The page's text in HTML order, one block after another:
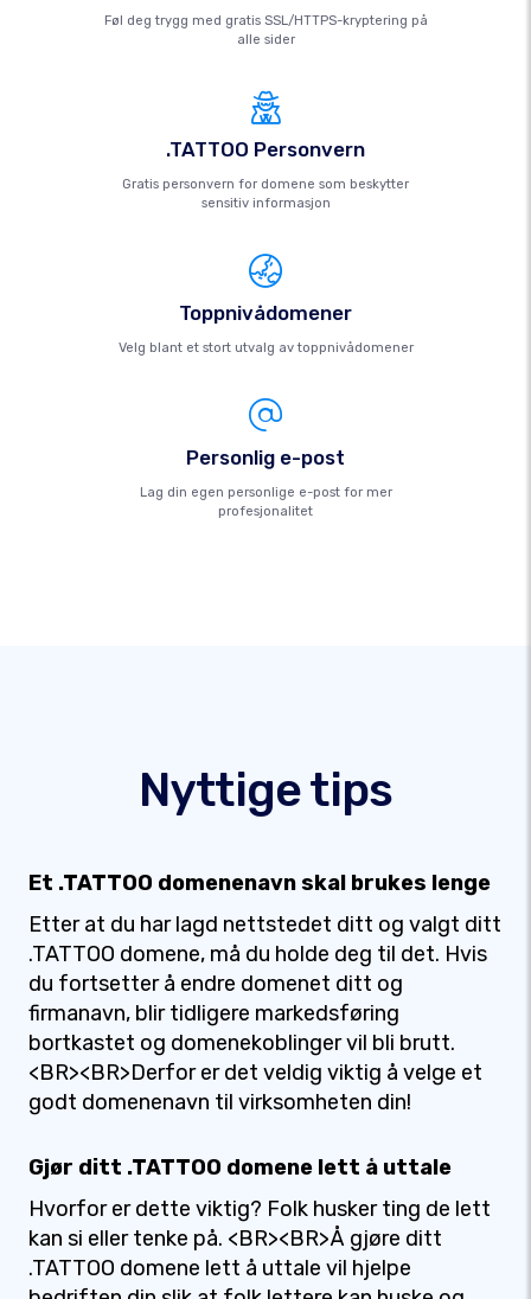
Føl deg trygg med gratis SSL/HTTPS-kryptering på
alle sider
.TATTOO Personvern
Gratis personvern for domene som beskytter
sensitiv informasjon
Toppnivådomener
Velg blant et stort utvalg av toppnivådomener
Personlig e-post
Lag din egen personlige e-post for mer
profesjonalitet
Nyttige tips
Et .TATTOO domenenavn skal brukes lenge
Etter at du har lagd nettstedet ditt og valgt ditt
.TATTOO domene, må du holde deg til det. Hvis
du fortsetter å endre domenet ditt og
firmanavn, blir tidligere markedsføring
bortkastet og domenekoblinger vil bli brutt.
<BR><BR>Derfor er det veldig viktig å velge et
godt domenenavn til virksomheten din!
Gjør ditt .TATTOO domene lett å uttale
Hvorfor er dette viktig? Folk husker ting de lett
kan si eller tenke på. <BR><BR>Å gjøre ditt
.TATTOO domene lett å uttale vil hjelpe